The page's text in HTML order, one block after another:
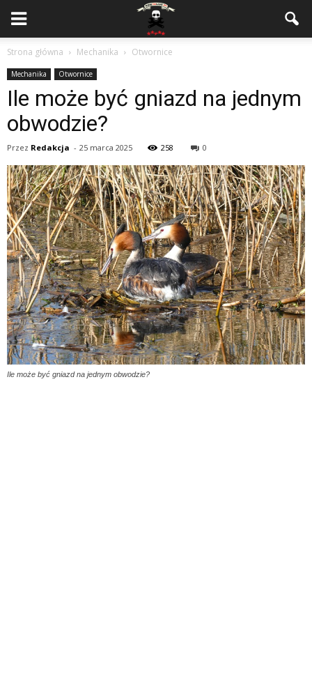
Strona główna Mechanika Otwornice
Mechanika Otwornice
Ile może być gniazd na jednym
obwodzie?
Przez Redakcja - 25 marca 2025 258 0
Ile może być gniazd na jednym obwodzie?